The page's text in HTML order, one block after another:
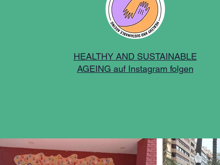
HEALTHY AND SUSTAINABLE
AGEING auf Instagram folgen